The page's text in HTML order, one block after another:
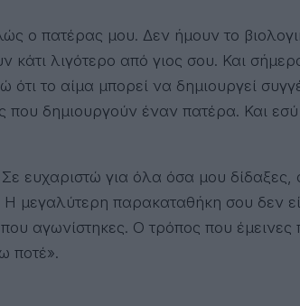
ο πατέρας μου. Δεν ήμουν το
κάτι λιγότερο από γιος σου. Και
το αίμα μπορεί να δημιουργεί
που δημιουργούν έναν πατέρα. Και
ευχαριστώ για όλα όσα μου δίδαξες,
μεγαλύτερη παρακαταθήκη σου δεν
αγωνίστηκες. Ο τρόπος που έμεινες
ποτέ».